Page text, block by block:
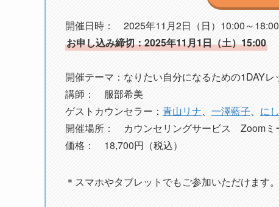
開催日時： 2025年11月2日（日）10:00～18:00
お申し込み締切：2025年11月1日（土）15:00
開催テーマ：なりたい自分になるための1DAY
講師： 服部希美
ゲストカウンセラー： 青山リナ、 一澤藍子、 に
開催場所： カウンセリングサービス Zoomミ
価格： 18,700円（税込）
＊スマホやタブレットでもご参加いただけます